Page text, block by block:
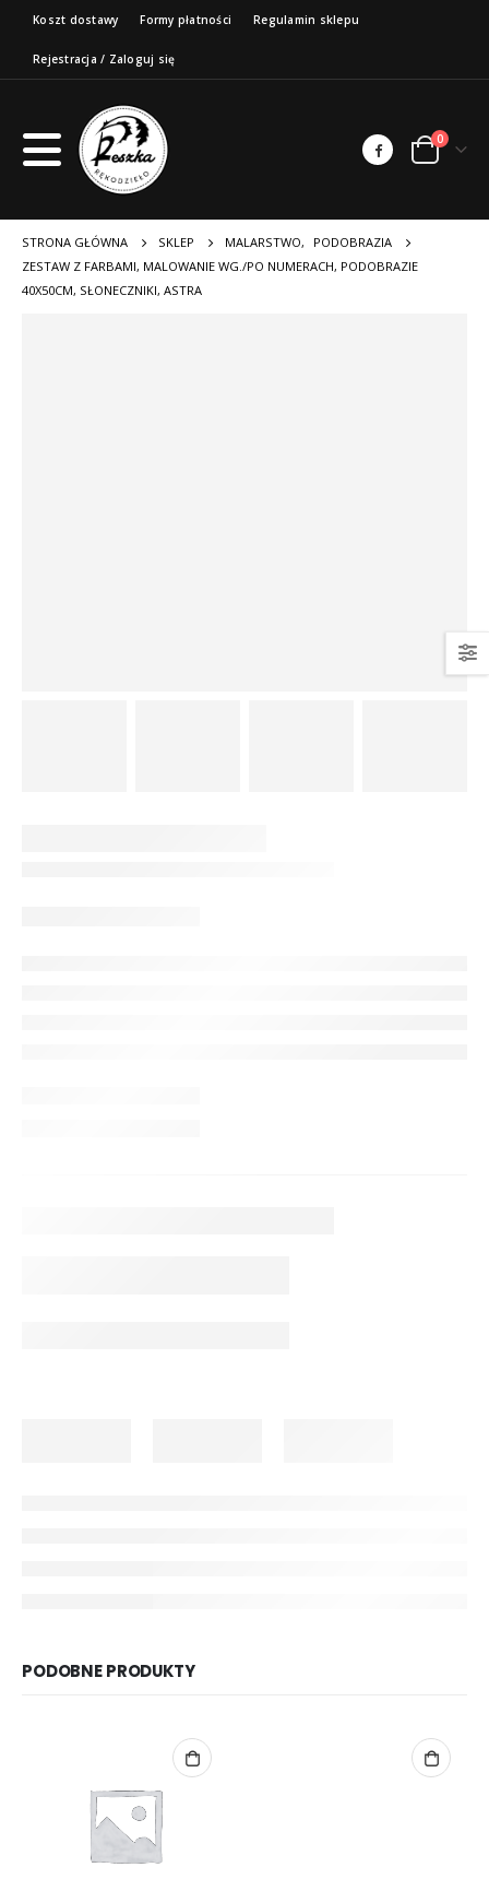
Koszt dostawy Formy płatności Regulamin sklepu
Rejestracja / Zaloguj się
0
STRONA GŁÓWNA SKLEP MALARSTWO,
PODOBRAZIA
ZESTAW Z FARBAMI, MALOWANIE WG./PO NUMERACH, PODOBRAZIE
40X50CM, SŁONECZNIKI, ASTRA
PODOBNE PRODUKTY